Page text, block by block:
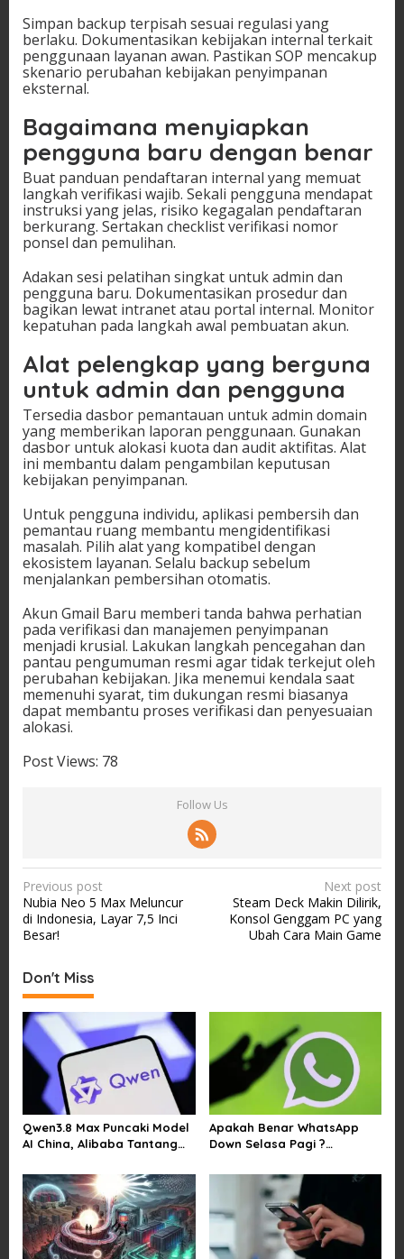
Simpan backup terpisah sesuai regulasi yang
berlaku. Dokumentasikan kebijakan internal terkait
penggunaan layanan awan. Pastikan SOP mencakup
skenario perubahan kebijakan penyimpanan
eksternal.
Bagaimana menyiapkan
pengguna baru dengan benar
Buat panduan pendaftaran internal yang memuat
langkah verifikasi wajib. Sekali pengguna mendapat
instruksi yang jelas, risiko kegagalan pendaftaran
berkurang. Sertakan checklist verifikasi nomor
ponsel dan pemulihan.
Adakan sesi pelatihan singkat untuk admin dan
pengguna baru. Dokumentasikan prosedur dan
bagikan lewat intranet atau portal internal. Monitor
kepatuhan pada langkah awal pembuatan akun.
Alat pelengkap yang berguna
untuk admin dan pengguna
Tersedia dasbor pemantauan untuk admin domain
yang memberikan laporan penggunaan. Gunakan
dasbor untuk alokasi kuota dan audit aktifitas. Alat
ini membantu dalam pengambilan keputusan
kebijakan penyimpanan.
Untuk pengguna individu, aplikasi pembersih dan
pemantau ruang membantu mengidentifikasi
masalah. Pilih alat yang kompatibel dengan
ekosistem layanan. Selalu backup sebelum
menjalankan pembersihan otomatis.
Akun Gmail Baru memberi tanda bahwa perhatian
pada verifikasi dan manajemen penyimpanan
menjadi krusial. Lakukan langkah pencegahan dan
pantau pengumuman resmi agar tidak terkejut oleh
perubahan kebijakan. Jika menemui kendala saat
memenuhi syarat, tim dukungan resmi biasanya
dapat membantu proses verifikasi dan penyesuaian
alokasi.
Post Views: 78
Follow Us
P
o
s
n
a
v
i
a
t
o
n
Previous post
Nubia Neo 5 Max Meluncur
di Indonesia, Layar 7,5 Inci
Besar!
Next post
Steam Deck Makin Dilirik,
Konsol Genggam PC yang
Ubah Cara Main Game
Don't Miss
Qwen3.8 Max Puncaki Model
AI China, Alibaba Tantang
Apakah Benar WhatsApp
Down Selasa Pagi ?
Gambar dan Video di
Sejumlah Wilayah